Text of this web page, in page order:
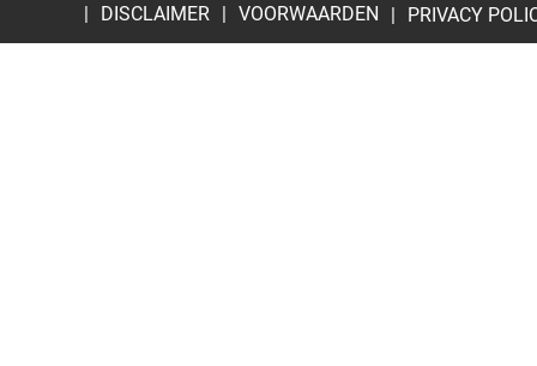
DISCLAIMER VOORWAARDEN PRIVACY